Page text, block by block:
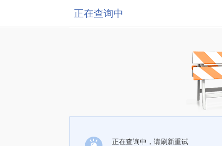
正在查询中
正在查询中，请刷新重试